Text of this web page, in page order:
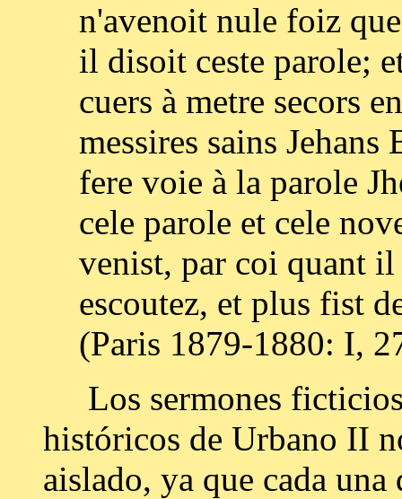
n'avenoit nule foiz
il disoit ceste parole;
cuers à metre secors
messires sains Jehans
fere voie à la parole
cele parole et cele
venist, par coi quant
escoutez, et plus fist
(Paris 1879-1880: I,
Los sermones ficticios
históricos de Urbano II
aislado, ya que cada una